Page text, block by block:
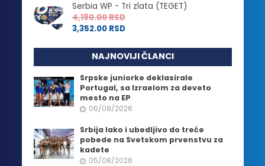
Serbia WP - Tri zlata (TEGET)
4,190.00RSD
3,352.00 RSD
NAJNOVIJI ČLANCI
Srpske juniorke deklasirale
Portugal, sa Izraelom za deveto
mesto na EP
06/08/2026
Srbija lako i ubedljivo do treće
pobede na Svetskom prvenstvu za
kadete
05/08/2026